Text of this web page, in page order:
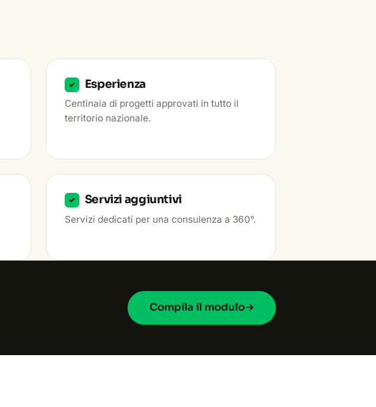
✓ Esperienza
Centinaia di progetti approvati in tutto il
territorio nazionale.
✓ Servizi aggiuntivi
Servizi dedicati per una consulenza a 360°.
Compila il modulo→